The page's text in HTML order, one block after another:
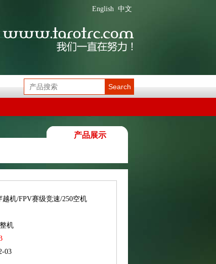
中文
English
Search
产品展示
越机/FPV赛级竞速/250空机
机
03